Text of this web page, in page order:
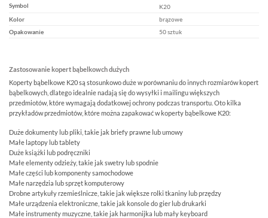
Symbol
K20
Kolor
brązowe
Opakowanie
50 sztuk
Zastosowanie kopert bąbelkowch dużych
Koperty bąbelkowe K20 są stosunkowo duże w porównaniu do innych rozmiarów kopert
bąbelkowych, dlatego idealnie nadają się do wysyłki i mailingu większych
przedmiotów, które wymagają dodatkowej ochrony podczas transportu. Oto kilka
przykładów przedmiotów, które można zapakować w koperty bąbelkowe K20:
Duże dokumenty lub pliki, takie jak briefy prawne lub umowy
Małe laptopy lub tablety
Duże książki lub podręczniki
Małe elementy odzieży, takie jak swetry lub spodnie
Małe części lub komponenty samochodowe
Małe narzędzia lub sprzęt komputerowy
Drobne artykuły rzemieślnicze, takie jak większe rolki tkaniny lub przędzy
Małe urządzenia elektroniczne, takie jak konsole do gier lub drukarki
Małe instrumenty muzyczne, takie jak harmonijka lub mały keyboard